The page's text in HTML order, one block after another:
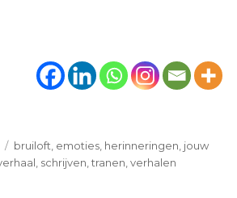
Tags
bruiloft emoties herinneringen jouw
schrijven tranen verhalen